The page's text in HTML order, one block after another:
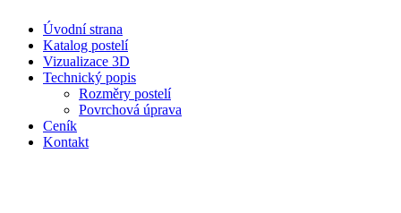
Úvodní strana
Katalog postelí
Vizualizace 3D
Technický popis
Rozměry postelí
Povrchová úprava
Ceník
Kontakt